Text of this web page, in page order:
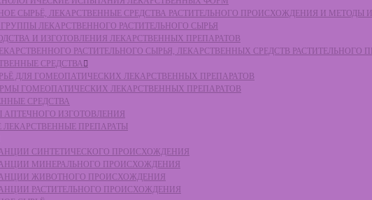
СЫРЬЁ, ЛЕКАРСТВЕННЫЕ СРЕДСТВА РАСТИТЕЛЬНОГО ПРОИСХОЖДЕНИЯ И МЕТОДЫ
ГРУППЫ ЛЕКАРСТВЕННОГО РАСТИТЕЛЬНОГО СЫРЬЯ
И ИЗГОТОВЛЕНИЯ ЛЕКАРСТВЕННЫХ ПРЕПАРАТОВ
РАСТИТЕЛЬНОГО СЫРЬЯ, ЛЕКАРСТВЕННЫХ СРЕДСТВ РАСТИТЕЛЬНОГО
СРЕДСТВА
ДЛЯ ГОМЕОПАТИЧЕСКИХ ЛЕКАРСТВЕННЫХ ПРЕПАРАТОВ
ГОМЕОПАТИЧЕСКИХ ЛЕКАРСТВЕННЫХ ПРЕПАРАТОВ
СРЕДСТВА
АПТЕЧНОГО ИЗГОТОВЛЕНИЯ
ЛЕКАРСТВЕННЫЕ ПРЕПАРАТЫ
СИНТЕТИЧЕСКОГО ПРОИСХОЖДЕНИЯ
МИНЕРАЛЬНОГО ПРОИСХОЖДЕНИЯ
ЖИВОТНОГО ПРОИСХОЖДЕНИЯ
РАСТИТЕЛЬНОГО ПРОИСХОЖДЕНИЯ